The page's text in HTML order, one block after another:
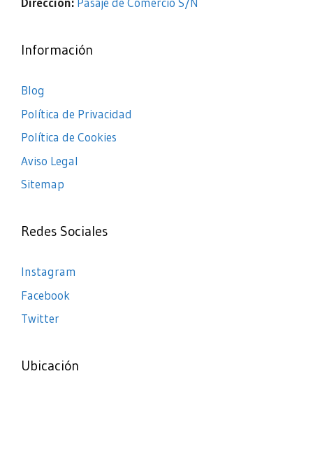
Información
Blog
Política de Privacidad
Política de Cookies
Aviso Legal
Sitemap
Redes Sociales
Instagram
Facebook
Twitter
Ubicación